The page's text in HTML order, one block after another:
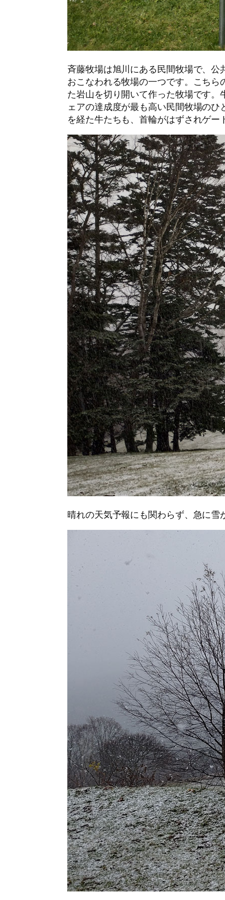
斉藤牧場は旭川にある民間牧場で、
おこなわれる牧場の一つです。こちら
た岩山を切り開いて作った牧場です
ェアの達成度が最も高い民間牧場の
を経た牛たちも、首輪がはずされゲ
晴れの天気予報にも関わらず、急に雪